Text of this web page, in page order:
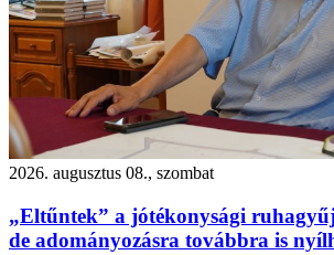
2026. augusztus 08., szombat
„Eltűntek” a jótékonysági
de adományozásra továbbra is